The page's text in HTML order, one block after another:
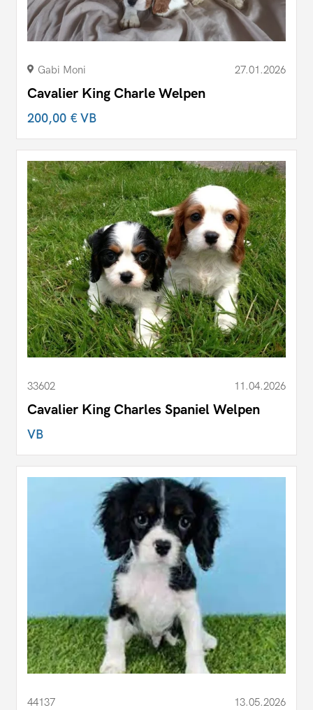
Gabi Moni 27.01.2026
Cavalier King Charle Welpen
200,00 €VB
33602 11.04.2026
Cavalier King Charles Spaniel Welpen
VB
44137 13.05.2026